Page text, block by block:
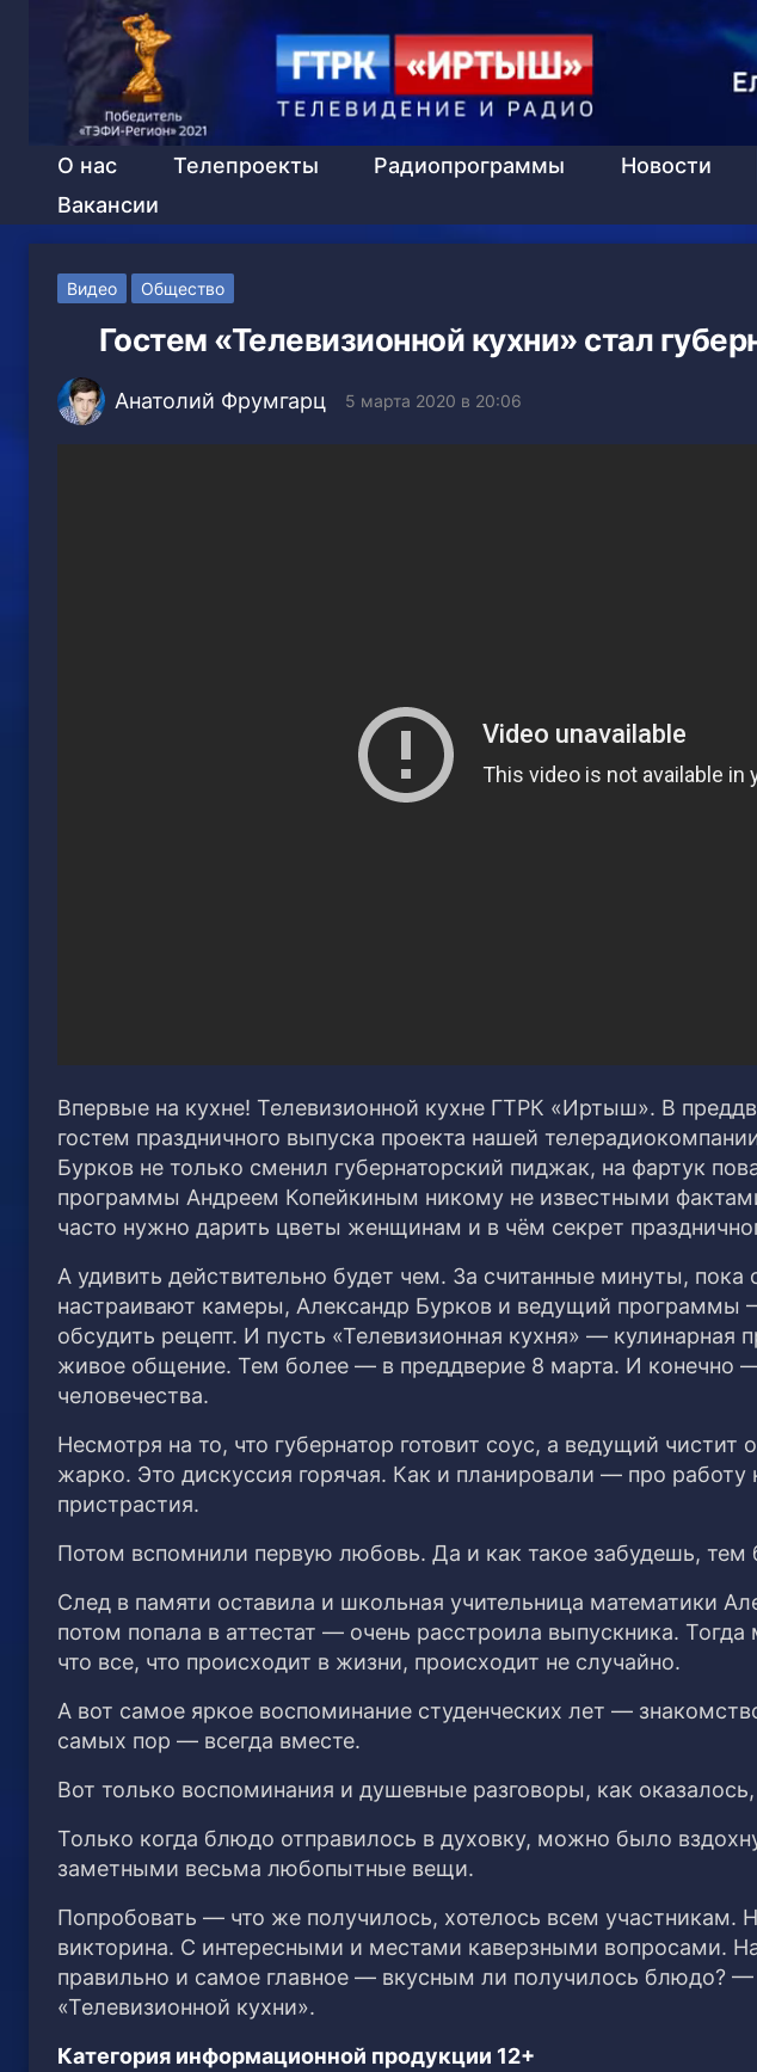
О нас Телепроекты Радиопрограммы Новости
Вакансии
Видео Общество
Гостем «Телевизионной кухни» стал
Анатолий Фрумгарц 5 марта 2020 в 20:06
Впервые на кухне! Телевизионной кухне ГТРК «Иртыш». В
гостем праздничного выпуска проекта нашей
Бурков не только сменил губернаторский пиджак, на фартук
программы Андреем Копейкиным никому не известными
часто нужно дарить цветы женщинам и в чём секрет
А удивить действительно будет чем. За считанные минуты,
настраивают камеры, Александр Бурков и ведущий программы
обсудить рецепт. И пусть «Телевизионная кухня» —
живое общение. Тем более — в преддверие 8 марта. И конечно
человечества.
Несмотря на то, что губернатор готовит соус, а ведущий
жарко. Это дискуссия горячая. Как и планировали — про
пристрастия.
Потом вспомнили первую любовь. Да и как такое забудешь, тем
След в памяти оставила и школьная учительница математики
потом попала в аттестат — очень расстроила выпускника.
что все, что происходит в жизни, происходит не случайно.
А вот самое яркое воспоминание студенческих лет —
самых пор — всегда вместе.
Вот только воспоминания и душевные разговоры, как
Только когда блюдо отправилось в духовку, можно было
заметными весьма любопытные вещи.
Попробовать — что же получилось, хотелось всем участникам.
викторина. С интересными и местами каверзными вопросами.
правильно и самое главное — вкусным ли получилось блюдо? —
«Телевизионной кухни».
Категория информационной продукции 12+